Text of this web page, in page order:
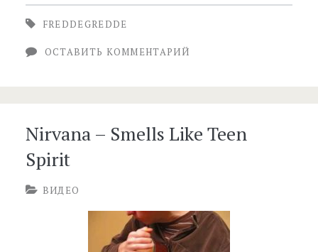
FREDDEGREDDE
ОСТАВИТЬ КОММЕНТАРИЙ
Nirvana – Smells Like Teen
Spirit
ВИДЕО